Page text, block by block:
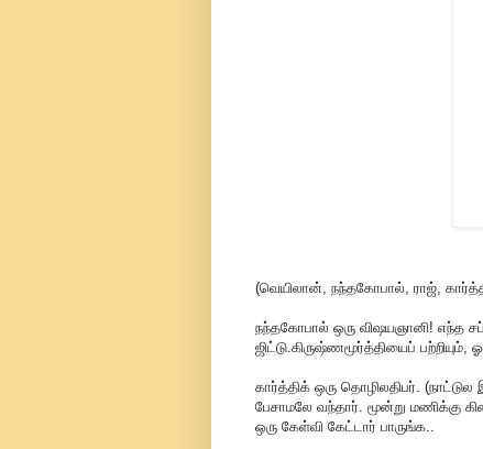
(வெயிலான், நந்தகோபால், ராஜ்,
நந்தகோபால் ஒரு விஷயஞானி! எந்த
ஜிட்டு.கிருஷ்ணமூர்த்தியைப்
கார்த்திக் ஒரு தொழிலதிபர்.
பேசாமலே வந்தார். மூன்று மணிக்கு
ஒரு கேள்வி கேட்டார் பாருங்க..